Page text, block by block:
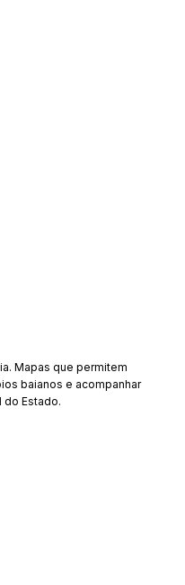
Mapas que permitem
baianos e acompanhar
Estado.